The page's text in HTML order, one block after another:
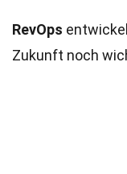
RevOps
Zukunft noch